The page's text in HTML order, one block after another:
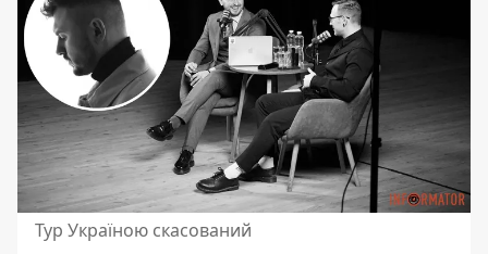
Тур Україною скасований